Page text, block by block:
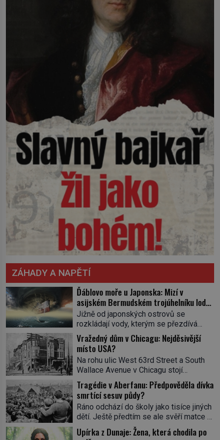
ZÁHADY A NAPĚTÍ
Ďáblovo moře u Japonska: Mizí v
asijském Bermudském trojúhelníku lodě
ve spárech neznámé síly?
Jižně od japonských ostrovů se
rozkládají vody, kterým se přezdívá
Ďáblovo moře. Vypráví se o lodích
mizejících beze stopy, podivných
světlech, zrádných proudech i mořských
dracích, kteří měli tyto končiny střežit už
v dávných legendách. Je tichomořský
Dračí trojúhelník skutečně prokletým
místem, nebo se zde jen nebezpečná
příroda proměnila v jednu z
nejpůsobivějších námořních záhad? […]
Vražedný dům v Chicagu: Nejděsivější
místo USA?
Na rohu ulic West 63rd Street a South
Wallace Avenue v Chicagu stojí
nenápadná pošta. Nemá žádný speciální
nápis ani pamětní desku. A přesto prý
místní zaměstnanci neradi chodí do
sklepa. Právě tady totiž sídlil sériový
vrah H. H. Holmes a také
nejpropracovanější past na lidi
Tragédie v Aberfanu: Předpověděla dívka
smrtící sesuv půdy?
Ráno odchází do školy jako tisíce jiných
dětí. Ještě předtím se ale svěří matce s
podivným snem. Ve škole, kterou dobře
zná, tentokrát nevidí budovu ani
Upírka z Dunaje: Žena, která chodila po